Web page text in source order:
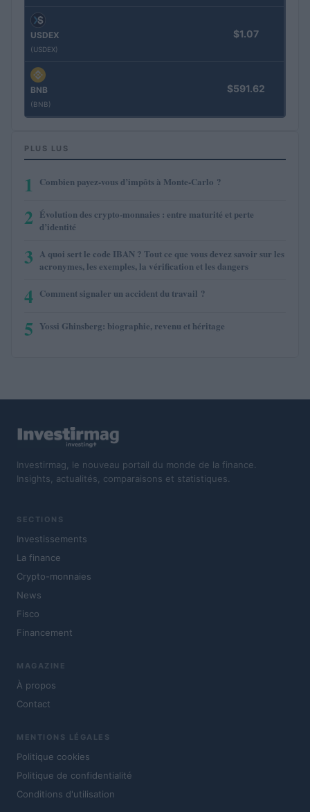
USDEX
(USDEX)
$1.07
BNB
(BNB)
$591.62
PLUS LUS
1 Combien payez-vous d’impôts à Monte-Carlo ?
2 Évolution des crypto-monnaies : entre maturité et perte
d’identité
3 A quoi sert le code IBAN ? Tout ce que vous devez savoir sur les
acronymes, les exemples, la vérification et les dangers
4 Comment signaler un accident du travail ?
5 Yossi Ghinsberg: biographie, revenu et héritage
Investirmag, le nouveau portail du monde de la finance.
Insights, actualités, comparaisons et statistiques.
SECTIONS
Investissements
La finance
Crypto-monnaies
News
Fisco
Financement
MAGAZINE
À propos
Contact
MENTIONS LÉGALES
Politique cookies
Politique de confidentialité
Conditions d'utilisation